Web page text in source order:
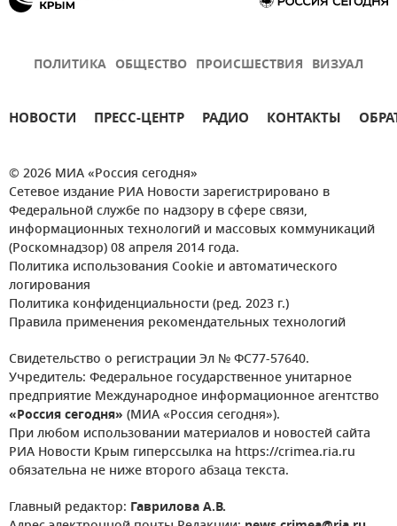
ПОЛИТИКА ОБЩЕСТВО ПРОИСШЕСТВИЯ ВИЗУАЛ
НОВОСТИ ПРЕСС-ЦЕНТР РАДИО КОНТАКТЫ
© 2026 МИА «Россия сегодня»
Сетевое издание РИА Новости зарегистрировано в
Федеральной службе по надзору в сфере связи,
информационных технологий и массовых коммуникаций
(Роскомнадзор) 08 апреля 2014 года.
Политика использования Cookie и автоматического
логирования
Политика конфиденциальности (ред. 2023 г.)
Правила применения рекомендательных технологий
Свидетельство о регистрации Эл № ФС77-57640.
Учредитель: Федеральное государственное унитарное
предприятие Международное информационное агентство
«Россия сегодня» (МИА «Россия сегодня»).
При любом использовании материалов и новостей сайта
РИА Новости Крым гиперссылка на https://crimea.ria.ru
обязательна не ниже второго абзаца текста.
Главный редактор: Гаврилова А.В.